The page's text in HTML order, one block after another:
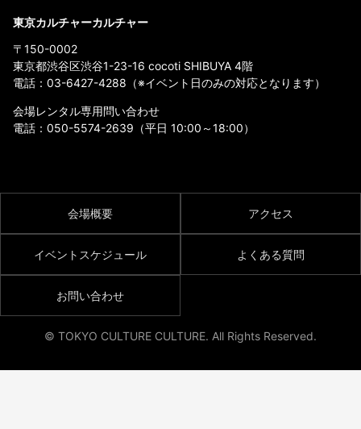
東京カルチャーカルチャー
〒150-0002
東京都渋谷区渋谷1-23-16 cocoti SHIBUYA 4階
電話： 03-6427-4288 （※イベント日のみの対応となります）
会場レンタル専用問い合わせ
電話： 050-5574-2639 （平日 10:00～18:00）
会場概要 アクセス
イベントスケジュール よくある質問
お問い合わせ
© TOKYO CULTURE CULTURE. All Rights Reserved.